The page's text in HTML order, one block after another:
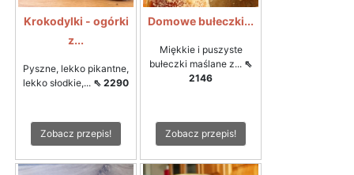
Krokodylki - ogórki
z...
Pyszne, lekko pikantne,
lekko słodkie,... ⇖ 2290
Zobacz przepis!
Domowe bułeczki...
Miękkie i puszyste
bułeczki maślane z... ⇖
2146
Zobacz przepis!